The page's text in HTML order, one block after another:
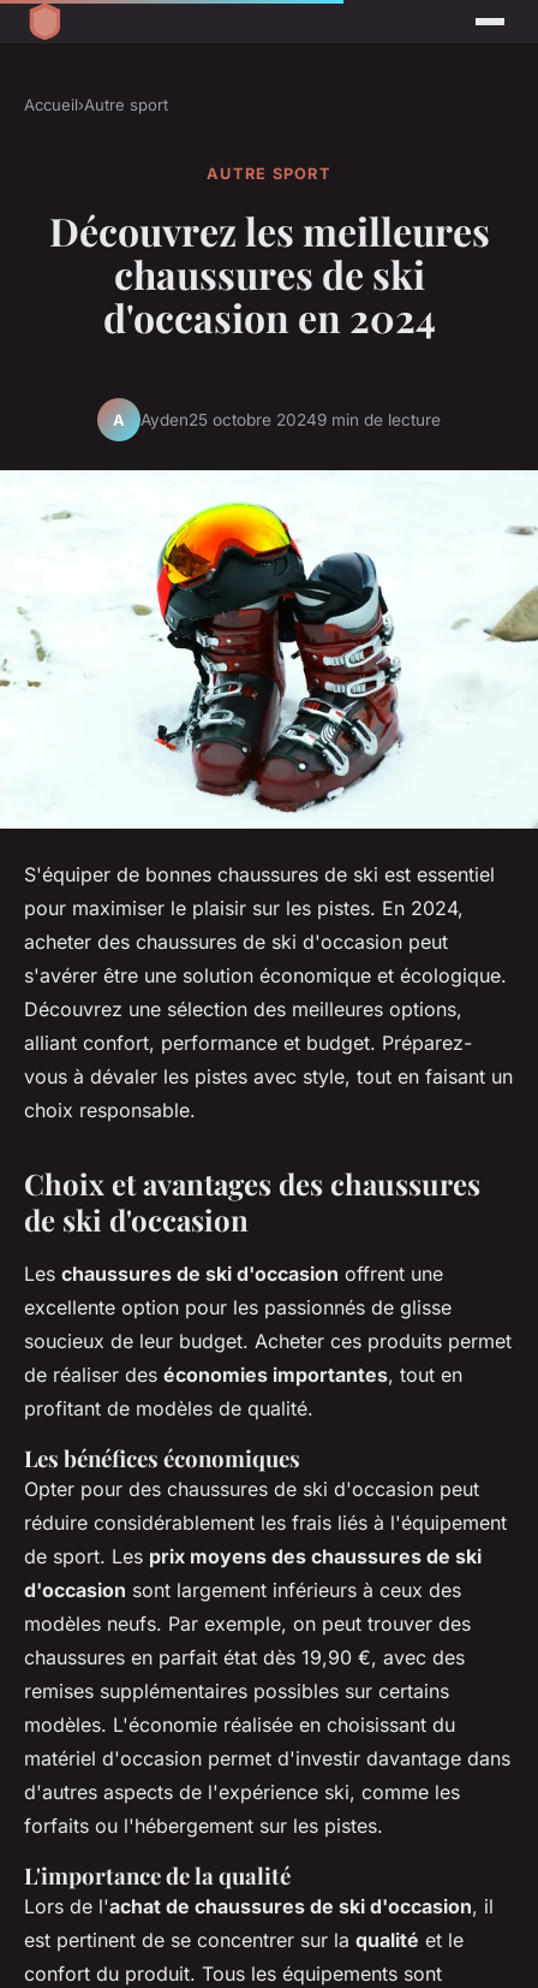
Accueil›Autre sport
AUTRE SPORT
Découvrez les meilleures
chaussures de ski
d'occasion en 2024
A Ayden25 octobre 20249 min de lecture
S'équiper de bonnes chaussures de ski est essentiel
pour maximiser le plaisir sur les pistes. En 2024,
acheter des chaussures de ski d'occasion peut
s'avérer être une solution économique et écologique.
Découvrez une sélection des meilleures options,
alliant confort, performance et budget. Préparez-
vous à dévaler les pistes avec style, tout en faisant un
choix responsable.
Choix et avantages des chaussures
de ski d'occasion
Les chaussures de ski d'occasion offrent une
excellente option pour les passionnés de glisse
soucieux de leur budget. Acheter ces produits permet
de réaliser des économies importantes, tout en
profitant de modèles de qualité.
Les bénéfices économiques
Opter pour des chaussures de ski d'occasion peut
réduire considérablement les frais liés à l'équipement
de sport. Les prix moyens des chaussures de ski
d'occasion sont largement inférieurs à ceux des
modèles neufs. Par exemple, on peut trouver des
chaussures en parfait état dès 19,90 €, avec des
remises supplémentaires possibles sur certains
modèles. L'économie réalisée en choisissant du
matériel d'occasion permet d'investir davantage dans
d'autres aspects de l'expérience ski, comme les
forfaits ou l'hébergement sur les pistes.
L'importance de la qualité
Lors de l'achat de chaussures de ski d'occasion, il
est pertinent de se concentrer sur la qualité et le
confort du produit. Tous les équipements sont